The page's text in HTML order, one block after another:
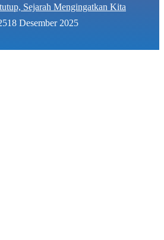
Sejarah Mengingatkan Kita
18 Desember 2025